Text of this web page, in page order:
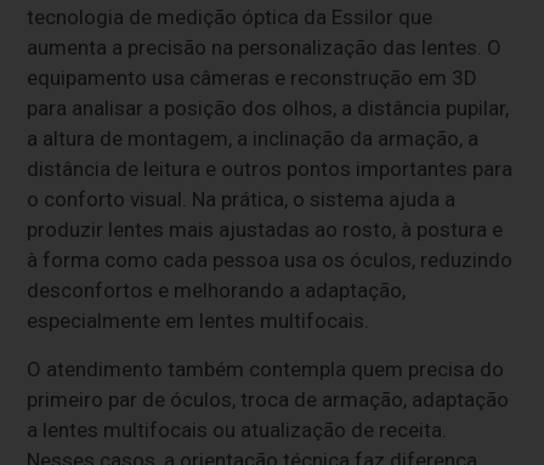
tecnologia de medição óptica da Essilor que
aumenta a precisão na personalização das lentes. O
equipamento usa câmeras e reconstrução em 3D
para analisar a posição dos olhos, a distância pupilar,
a altura de montagem, a inclinação da armação, a
distância de leitura e outros pontos importantes para
o conforto visual. Na prática, o sistema ajuda a
produzir lentes mais ajustadas ao rosto, à postura e
à forma como cada pessoa usa os óculos, reduzindo
desconfortos e melhorando a adaptação,
especialmente em lentes multifocais.
O atendimento também contempla quem precisa do
primeiro par de óculos, troca de armação, adaptação
a lentes multifocais ou atualização de receita.
Nesses casos, a orientação técnica faz diferença